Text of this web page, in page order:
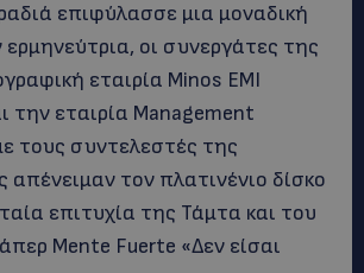
επιφύλασσε μια μοναδική
οι συνεργάτες της
εταιρία Minos EMI
την εταιρία Management
τους συντελεστές της
τον πλατινένιο δίσκο
επιτυχία της Τάμτα και του
Mente Fuerte «Δεν είσαι